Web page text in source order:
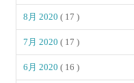
8月 2020( 17 )
7月 2020( 17 )
6月 2020( 16 )